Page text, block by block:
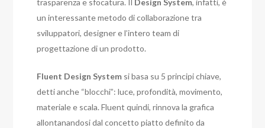
trasparenza e sfocatura. Il Design System, infatti, è
un interessante metodo di collaborazione tra
sviluppatori, designer e l’intero team di
progettazione di un prodotto.
Fluent Design System si basa su 5 principi chiave,
detti anche “blocchi”: luce, profondità, movimento,
materiale e scala. Fluent quindi, rinnova la grafica
allontanandosi dal concetto piatto definito da